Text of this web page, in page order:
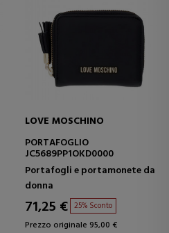
LOVE MOSCHINO
PORTAFOGLIO
JC5689PP1OKD0000
Portafogli e portamonete da
donna
71,25 € 25% Sconto
Prezzo originale 95,00 €